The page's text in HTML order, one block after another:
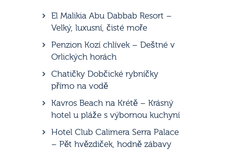
El Malikia Abu Dabbab Resort –
Velký, luxusní, čisté moře
Penzion Kozí chlívek – Deštné v
Orlických horách
Chatičky Dobčické rybníčky
přímo na vodě
Kavros Beach na Krétě – Krásný
hotel u pláže s výbornou kuchyní
Hotel Club Calimera Serra Palace
– Pět hvězdiček, hodně zábavy